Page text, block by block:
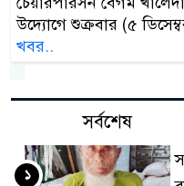
উদ্যোগে শুক্রবার (৫
খবর..
সর্বশেষ
১